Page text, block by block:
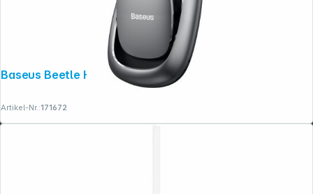
Baseus Beetle Halter Dunkelgrau
Artikel-Nr.:171672